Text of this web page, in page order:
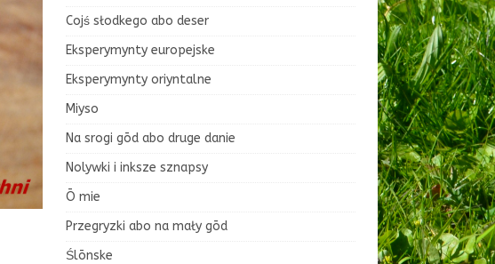
Cojś słodkego abo deser
Eksperymynty europejske
Eksperymynty oriyntalne
Miyso
Na srogi gōd abo druge danie
Nolywki i inksze sznapsy
Ō mie
Przegryzki abo na mały gōd
Ślōnske